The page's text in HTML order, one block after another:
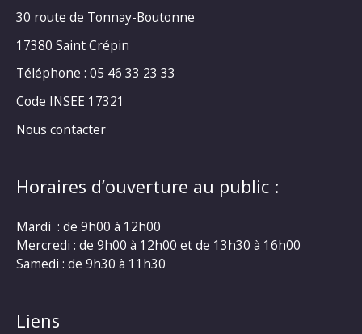
30 route de Tonnay-Boutonne
17380 Saint Crépin
Téléphone : 05 46 33 23 33
Code INSEE 17321
Nous contacter
Horaires d’ouverture au public :
Mardi : de 9h00 à 12h00
Mercredi : de 9h00 à 12h00 et de 13h30 à 16h00
Samedi : de 9h30 à 11h30
Liens